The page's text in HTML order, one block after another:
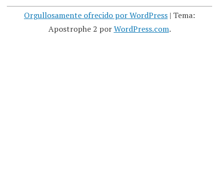
Orgullosamente ofrecido por WordPress | Tema:
Apostrophe 2 porWordPress.com.